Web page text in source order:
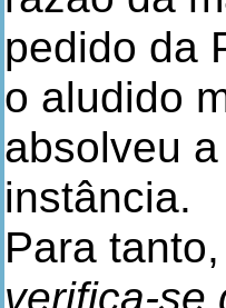
pedido da
o aludido
absolveu
instância.
Para
verifica-se